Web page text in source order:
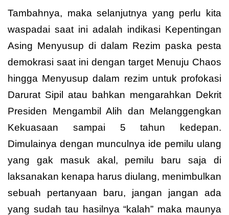
Tambahnya, maka selanjutnya yang perlu kita
waspadai saat ini adalah indikasi Kepentingan
Asing Menyusup di dalam Rezim paska pesta
demokrasi saat ini dengan target Menuju Chaos
hingga Menyusup dalam rezim untuk profokasi
Darurat Sipil atau bahkan mengarahkan Dekrit
Presiden Mengambil Alih dan Melanggengkan
Kekuasaan sampai 5 tahun kedepan.
Dimulainya dengan munculnya ide pemilu ulang
yang gak masuk akal, pemilu baru saja di
laksanakan kenapa harus diulang, menimbulkan
sebuah pertanyaan baru, jangan jangan ada
yang sudah tau hasilnya “kalah” maka maunya